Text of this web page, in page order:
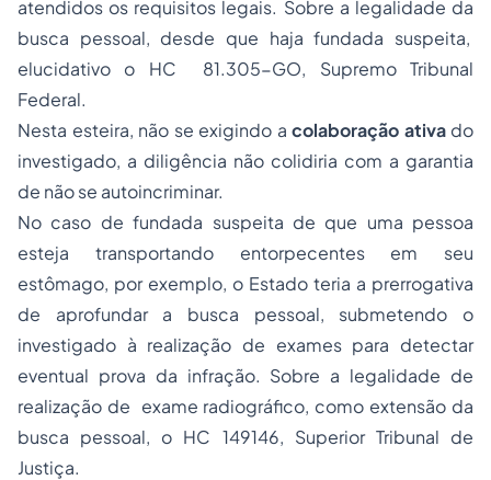
atendidos os requisitos legais. Sobre a legalidade da
busca pessoal, desde que haja fundada suspeita,
elucidativo o HC 81.305-GO, Supremo Tribunal
Federal.
Nesta esteira, não se exigindo a colaboração ativado
investigado, a diligência não colidiria com a garantia
de não se autoincriminar.
No caso de fundada suspeita de que uma pessoa
esteja transportando entorpecentes em seu
estômago, por exemplo, o Estado teria a prerrogativa
de aprofundar a busca pessoal, submetendo o
investigado à realização de exames para detectar
eventual prova da infração. Sobre a legalidade de
realização de exame radiográfico, como extensão da
busca pessoal, o HC 149146, Superior Tribunal de
Justiça.